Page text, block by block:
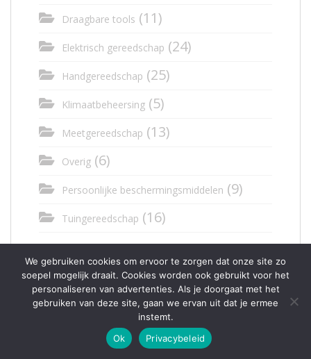
Draagbare tools (11)
Elektrisch gereedschap (24)
Handgereedschap (25)
Klimaatbeheersing (5)
Meetgereedschap (13)
Overig (6)
Persoonlijke beschermingsmiddelen (9)
Tuingereedschap (16)
Gereedschapkisten(2)
Hangmat (1)
(8)
We gebruiken cookies om ervoor te zorgen dat onze site zo
soepel mogelijk draait. Cookies worden ook gebruikt voor het
personaliseren van advertenties. Als je doorgaat met het
gebruiken van deze site, gaan we ervan uit dat je ermee
instemt.
Ok
Privacybeleid